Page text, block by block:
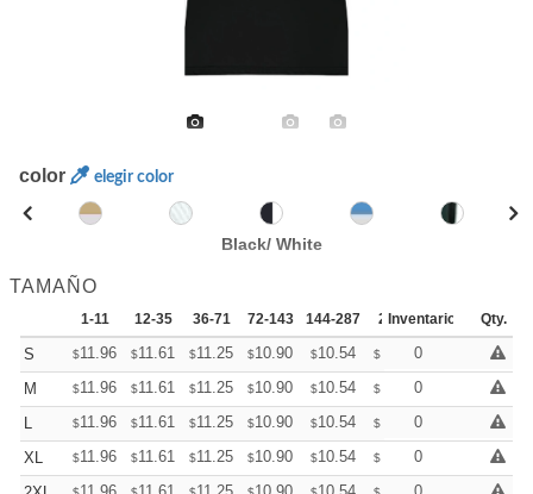
color elegir color
Black/ White
TAMAÑO
1-11 12-35 36-71 72-143 144-287 288 + Mas
Inventario Qty.
S $11.96 $11.61 $11.25 $10.90 $10.54 $ 10.370
M
$11.96 $11.61 $11.25 $10.90 $10.54 $ 10.370
L
$11.96 $11.61 $11.25 $10.90 $10.54 $ 10.370
XL
$11.96 $11.61 $11.25 $10.90 $10.54 $ 10.370